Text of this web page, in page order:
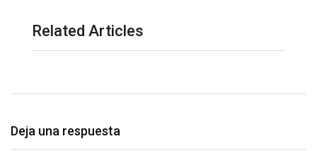
Related Articles
Deja una respuesta